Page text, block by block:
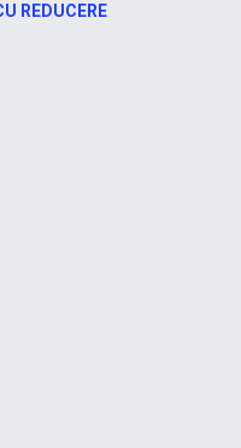
REDUCERE